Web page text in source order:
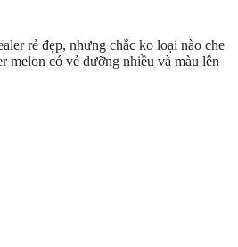
rẻ đẹp, nhưng chắc ko loại nào che
melon có vẻ dưỡng nhiều và màu lên